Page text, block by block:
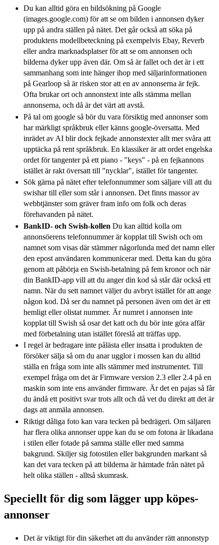
Du kan alltid göra en bildsökning på Google
(images.google.com) för att se om bilden i annonsen dyker
upp på andra ställen på nätet. Det går också att söka på
produktens modellbeteckning på exempelvis Ebay, Reverb
eller andra marknadsplatser för att se om annonsen och
bilderna dyker upp även där. Om så är fallet och det är i ett
sammanhang som inte hänger ihop med säljarinformationen
på Gearloop så är risken stor att en av annonserna är fejk.
Ofta brukar ort och annonstext inte alls stämma mellan
annonserna, och då är det värt att avstå.
På tal om google så bör du vara försiktig med annonser som
har märkligt språkbruk eller känns google-översatta. Med
inrädet av AI blir dock fejkade annonstexter allt mer svåra att
upptäcka på rent språkbruk. En klassiker är att ordet engelska
ordet för tangenter på ett piano - "keys" - på en fejkannons
istället är rakt översatt till "nycklar", istället för tangenter.
Sök gärna på nätet efter telefonnummer som säljare vill att du
swishar till eller som står i annonsen. Det finns massor av
webbtjänster som gräver fram info om folk och deras
förehavanden på nätet.
BankID- och Swish-kollen Du kan alltid kolla om
annonsöerens telefonnummer är kopplat till Swish och om
namnet som visas där stämmer någorlunda med det namn eller
den epost användaren kommunicerar med. Detta kan du göra
genom att påbörja en Swish-betalning på fem kronor och när
din BankID-app vill att du anger din kod så står där också ett
namn. När du sett namnet väljer du avbryt istället för att ange
någon kod. Då ser du namnet på personen även om det är ett
hemligt eller olistat nummer. Är numret i annonsen inte
kopplat till Swish så osar det katt och du bör inte göra affär
med förbetalning utan istället föreslå att träffas upp.
I regel är bedragare inte pålästa eller insatta i produkten de
försöker sälja så om du anar ugglor i mossen kan du alltid
ställa en fråga som inte alls stämmer med instrumentet. Till
exempel fråga om det är Firmware version 2.3 eller 2.4 på en
maskin som inte ens använder firmware. Är det en pajas så får
du ändå ett positivt svar trots allt och då vet du direkt att det är
dags att anmäla annonsen.
Riktigt dåliga foto kan vara tecken på bedrägeri. Om säljaren
har flera olika annonser uppe kan du se om fotona är likadana
i stilen eller fotade på samma ställe eller med samma
bakgrund. Skiljer sig fotostilen eller bakgrunden markant så
kan det vara tecken på att bilderna är hämtade från nätet på
helt olika ställen - alltså skumrask.
Speciellt för dig som lägger upp köpes-
annonser
Det är viktigt för din säkerhet att du använder rätt annonstyp